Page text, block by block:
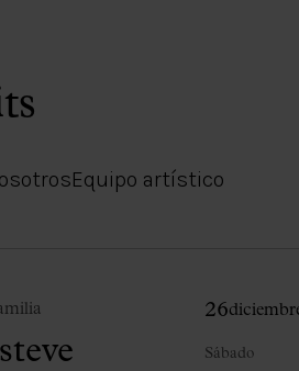
Equipo artístico
26
Sábado